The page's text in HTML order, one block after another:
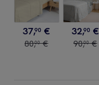
37,90 €
80,00 €
32,90 €
90,00 €